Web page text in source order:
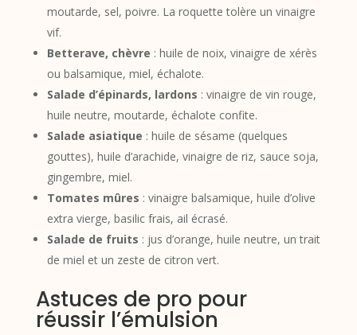
moutarde, sel, poivre. La roquette tolère un vinaigre
vif.
Betterave, chèvre : huile de noix, vinaigre de xérès
ou balsamique, miel, échalote.
Salade d’épinards, lardons : vinaigre de vin rouge,
huile neutre, moutarde, échalote confite.
Salade asiatique : huile de sésame (quelques
gouttes), huile d’arachide, vinaigre de riz, sauce soja,
gingembre, miel.
Tomates mûres : vinaigre balsamique, huile d’olive
extra vierge, basilic frais, ail écrasé.
Salade de fruits : jus d’orange, huile neutre, un trait
de miel et un zeste de citron vert.
Astuces de pro pour
réussir l’émulsion